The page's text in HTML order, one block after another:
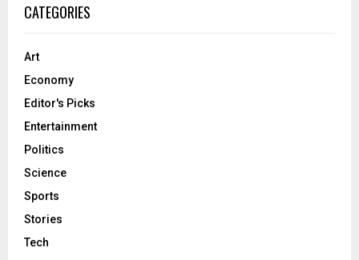
CATEGORIES
Art
Economy
Editor's Picks
Entertainment
Politics
Science
Sports
Stories
Tech